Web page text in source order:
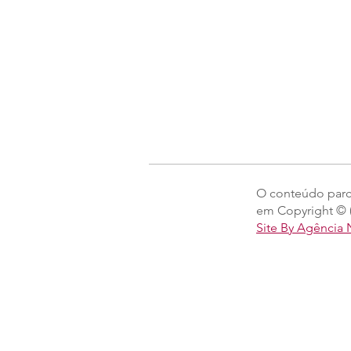
O conteúdo
em Copyright ©
Site By Agência